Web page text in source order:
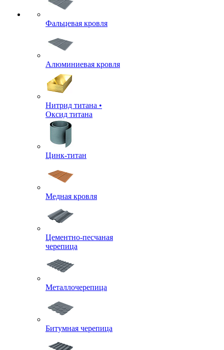
Фальцевая кровля
Алюминиевая кровля
Нитрид титана •
Оксид титана
Цинк-титан
Медная кровля
Цементно-песчаная
черепица
Металлочерепица
Битумная черепица